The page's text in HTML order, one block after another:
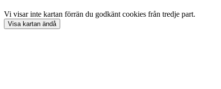
Vi visar inte kartan förrän du godkänt cookies från tredje part.
Visa kartan ändå